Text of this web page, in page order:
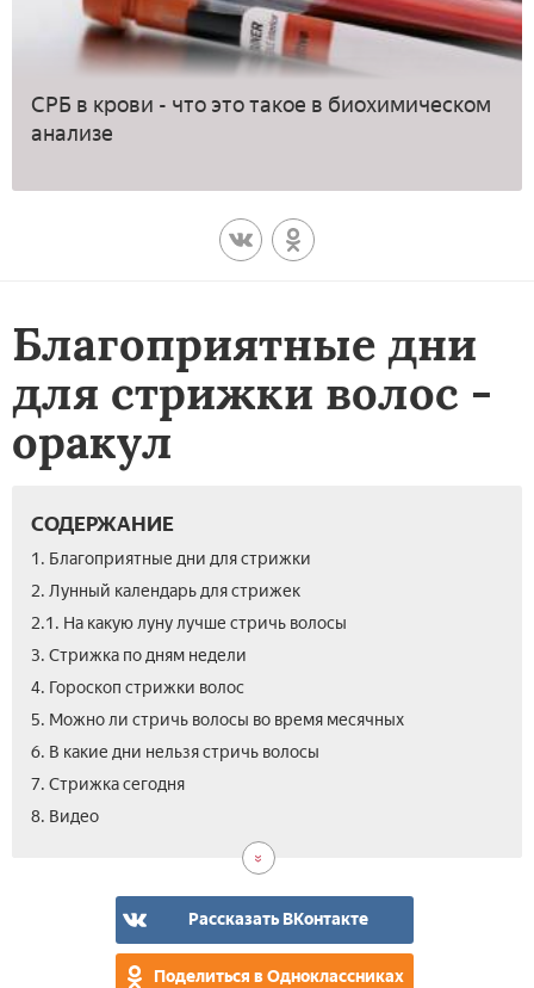
СРБ в крови - что это такое в биохимическом
анализе
Благоприятные дни
для стрижки волос -
оракул
СОДЕРЖАНИЕ
1. Благоприятные дни для стрижки
2. Лунный календарь для стрижек
2.1. На какую луну лучше стричь волосы
3. Стрижка по дням недели
4. Гороскоп стрижки волос
5. Можно ли стричь волосы во время месячных
6. В какие дни нельзя стричь волосы
7. Стрижка сегодня
8. Видео
Рассказать ВКонтакте
Поделиться в Одноклассниках